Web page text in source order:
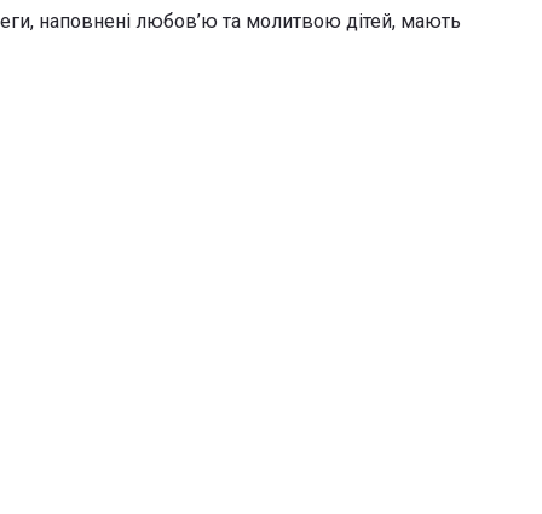
наповнені любов’ю та молитвою дітей, мають